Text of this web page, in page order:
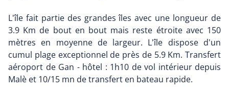
L'île fait partie des grandes îles avec une longueur de
3.9 Km de bout en bout mais reste étroite avec 150
mètres en moyenne de largeur. L'île dispose d'un
cumul plage exceptionnel de près de 5.9 Km. Transfert
aéroport de Gan - hôtel : 1h10 de vol intérieur depuis
Malè et 10/15 mn de transfert en bateau rapide.